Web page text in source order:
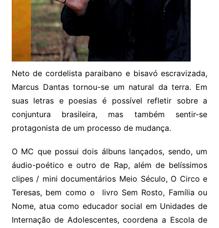
Neto de cordelista paraibano e bisavó escravizada,
Marcus Dantas tornou-se um natural da terra. Em
suas letras e poesias é possível refletir sobre a
conjuntura brasileira, mas também sentir-se
protagonista de um processo de mudança.
O MC que possui dois álbuns lançados, sendo, um
áudio-poético e outro de Rap, além de belíssimos
clipes / mini documentários Meio Século, O Circo e
Teresas, bem como o livro Sem Rosto, Família ou
Nome, atua como educador social em Unidades de
Internação de Adolescentes, coordena a Escola de